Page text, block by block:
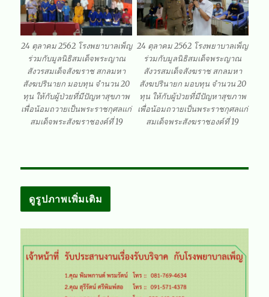
24 ตุลาคม 2562 โรงพยาบาลเพ็ญ
ร่วมกับมูลนิธิสมเด็จพระญาณ
สังวรสมเด็จสังฆราช สกลมหา
สังฆปรินายก มอบทุน จำนวน 20
ทุน ให้กับผู้ป่วยที่มีปัญหาสุขภาพ
เพื่อน้อมถวายเป็นพระราชกุศลแก่
สมเด็จพระสังฆราชองค์ที่ 19
24 ตุลาคม 2562 โรงพยาบาลเพ็ญ
ร่วมกับมูลนิธิสมเด็จพระญาณ
สังวรสมเด็จสังฆราช สกลมหา
สังฆปรินายก มอบทุน จำนวน 20
ทุน ให้กับผู้ป่วยที่มีปัญหาสุขภาพ
เพื่อน้อมถวายเป็นพระราชกุศลแก่
สมเด็จพระสังฆราชองค์ที่ 19
ดูรูปภาพเพิ่มเติม